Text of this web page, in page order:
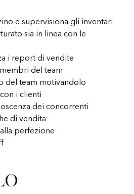
e supervisiona gli inventari
sia in linea con le
i report di vendite
del team
del team motivandolo
i clienti
dei concorrenti
di vendita
perfezione